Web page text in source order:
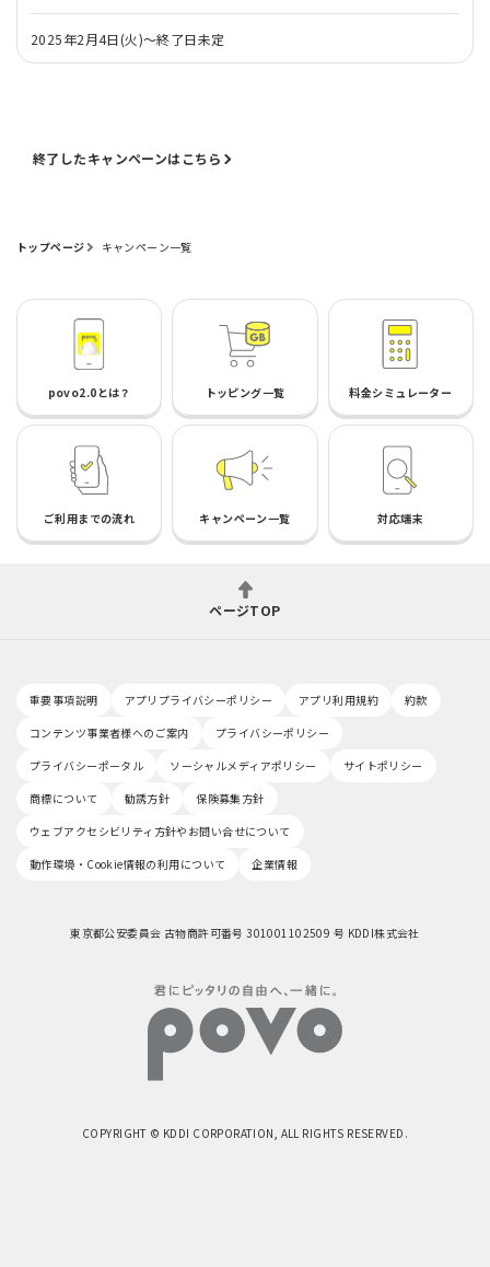
2025年2月4日(火)～終了日未定
終了したキャンペーンはこちら
トップページ キャンペーン一覧
povo2.0とは？ トッピング一覧 料金シミュレーター
ご利用までの流れ キャンペーン一覧 対応端末
ページTOP
重要事項説明 アプリプライバシーポリシー アプリ利用規約
約款
コンテンツ事業者様へのご案内
プライバシーポリシー
プライバシーポータル
ソーシャルメディアポリシー
サイトポリシー
商標について
勧誘方針
保険募集方針
ウェブアクセシビリティ方針やお問い合せについて
動作環境・Cookie情報の利用について
企業情報
東京都公安委員会 古物商許可番号 301001102509 号 KDDI株式会社
COPYRIGHT © KDDI CORPORATION, ALL RIGHTS RESERVED.